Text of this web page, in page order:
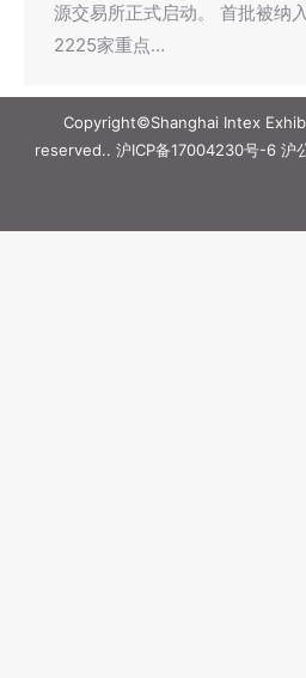
源交易所正式启动。 首批被纳
2225家重点…
Copyright©Shanghai Intex
reserved.. 沪ICP备17004230号-6沪